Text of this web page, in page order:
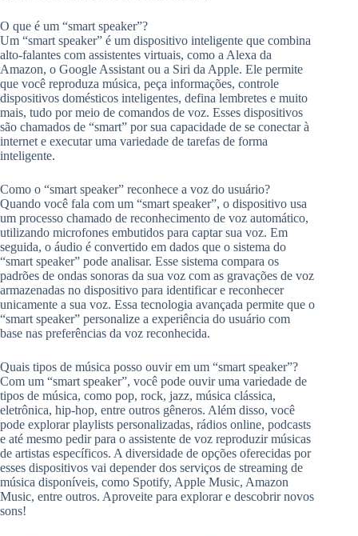
O que é um “smart speaker”?
Um “smart speaker” é um dispositivo inteligente que combina
alto-falantes com assistentes virtuais, como a Alexa da
Amazon, o Google Assistant ou a Siri da Apple. Ele permite
que você reproduza música, peça informações, controle
dispositivos domésticos inteligentes, defina lembretes e muito
mais, tudo por meio de comandos de voz. Esses dispositivos
são chamados de “smart” por sua capacidade de se conectar à
internet e executar uma variedade de tarefas de forma
inteligente.
Como o “smart speaker” reconhece a voz do usuário?
Quando você fala com um “smart speaker”, o dispositivo usa
um processo chamado de reconhecimento de voz automático,
utilizando microfones embutidos para captar sua voz. Em
seguida, o áudio é convertido em dados que o sistema do
“smart speaker” pode analisar. Esse sistema compara os
padrões de ondas sonoras da sua voz com as gravações de voz
armazenadas no dispositivo para identificar e reconhecer
unicamente a sua voz. Essa tecnologia avançada permite que o
“smart speaker” personalize a experiência do usuário com
base nas preferências da voz reconhecida.
Quais tipos de música posso ouvir em um “smart speaker”?
Com um “smart speaker”, você pode ouvir uma variedade de
tipos de música, como pop, rock, jazz, música clássica,
eletrônica, hip-hop, entre outros gêneros. Além disso, você
pode explorar playlists personalizadas, rádios online, podcasts
e até mesmo pedir para o assistente de voz reproduzir músicas
de artistas específicos. A diversidade de opções oferecidas por
esses dispositivos vai depender dos serviços de streaming de
música disponíveis, como Spotify, Apple Music, Amazon
Music, entre outros. Aproveite para explorar e descobrir novos
sons!